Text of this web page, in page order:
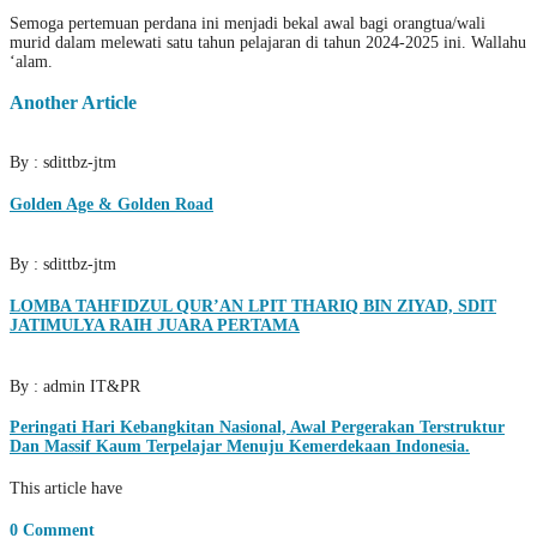
Semoga pertemuan perdana ini menjadi bekal awal bagi orangtua/wali
murid dalam melewati satu tahun pelajaran di tahun 2024-2025 ini. Wallahu
‘alam.
Another Article
By : sdittbz-jtm
Golden Age & Golden Road
By : sdittbz-jtm
LOMBA TAHFIDZUL QUR’AN LPIT THARIQ BIN ZIYAD, SDIT
JATIMULYA RAIH JUARA PERTAMA
By : admin IT&PR
Peringati Hari Kebangkitan Nasional, Awal Pergerakan Terstruktur
Dan Massif Kaum Terpelajar Menuju Kemerdekaan Indonesia.
This article have
0 Comment